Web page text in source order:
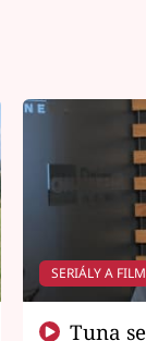
SERIÁLY A